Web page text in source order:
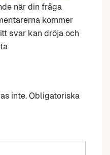
när din fråga
kommer
svar kan dröja och
inte. Obligatoriska